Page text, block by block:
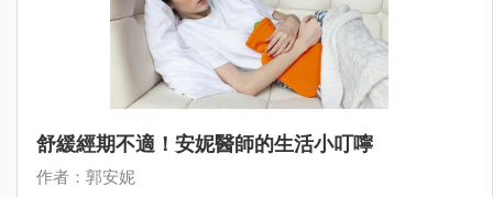
舒緩經期不適！安妮醫師的生活小叮嚀
作者：郭安妮